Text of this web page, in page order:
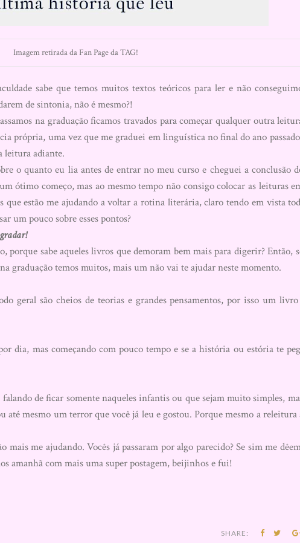
Imagem retirada da Fan Page da TAG!
sabe que temos muitos textos teóricos para ler e não
de sintonia, não é mesmo?!
na graduação ficamos travados para começar qualquer outra
própria, uma vez que me graduei em linguística no final do ano
leitura adiante.
o quanto eu lia antes de entrar no meu curso e cheguei a conclusão
ótimo começo, mas ao mesmo tempo não consigo colocar as leituras
que estão me ajudando a voltar a rotina literária, claro tendo em vista
um pouco sobre esses pontos?
porque sabe aqueles livros que demoram bem mais para digerir? Então,
graduação temos muitos, mais um não vai te ajudar neste momento.
geral são cheios de teorias e grandes pensamentos, por isso um
dia, mas começando com pouco tempo e se a história ou estória te
de ficar somente naqueles infantis ou que sejam muito simples,
até mesmo um terror que você já leu e gostou. Porque mesmo a releitura
mais me ajudando. Vocês já passaram por algo parecido? Se sim me
amanhã com mais uma super postagem, beijinhos e fui!
SHARE: